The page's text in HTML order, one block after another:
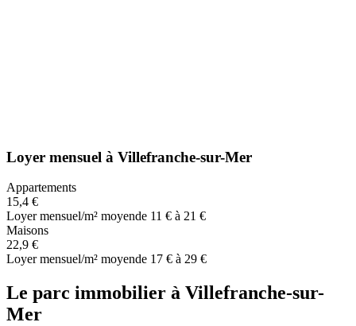
Loyer mensuel à Villefranche-sur-Mer
Appartements
15,4 €
Loyer mensuel/m² moyende 11 € à 21 €
Maisons
22,9 €
Loyer mensuel/m² moyende 17 € à 29 €
Le parc immobilier à Villefranche-sur-
Mer